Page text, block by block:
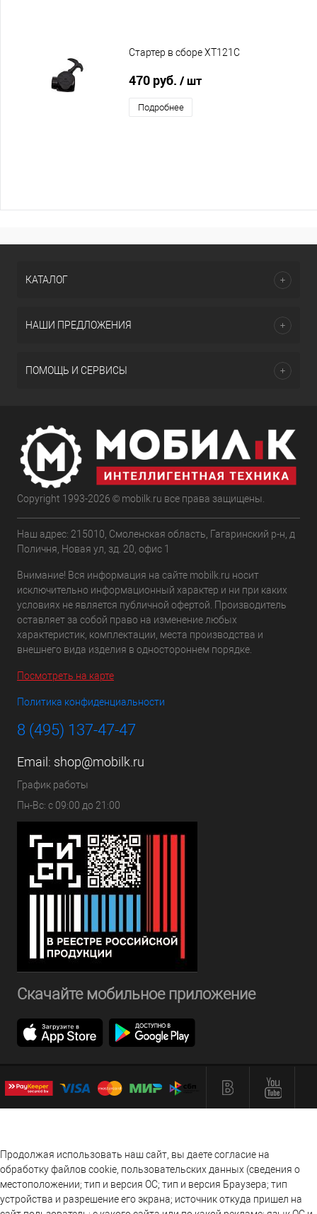
Стартер в сборе XT121C
470 руб. / шт
Подробнее
КАТАЛОГ
НАШИ ПРЕДЛОЖЕНИЯ
ПОМОЩЬ И СЕРВИСЫ
Copyright 1993-2026 © mobilk.ru все права защищены.
Наш адрес: 215010, Смоленская область, Гагаринский р-н, д
Поличня, Новая ул, зд. 20, офис 1
Внимание! Вся информация на сайте mobilk.ru носит
исключительно информационный характер и ни при каких
условиях не является публичной офертой. Производитель
оставляет за собой право на изменение любых
характеристик, комплектации, места производства и
внешнего вида изделия в одностороннем порядке.
Посмотреть на карте
Политика конфиденциальности
8 (495) 137-47-47
Email: shop@mobilk.ru
График работы
Пн-Вс: с 09:00 до 21:00
Скачайте мобильное приложение
Продолжая использовать наш сайт, вы даете согласие на
обработку файлов cookie, пользовательских данных (сведения о
местоположении; тип и версия ОС; тип и версия Браузера; тип
устройства и разрешение его экрана; источник откуда пришел на